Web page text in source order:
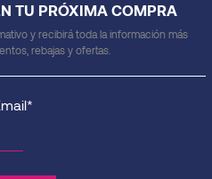
TU PRÓXIMA COMPRA
y recibirá toda la información más
rebajas y ofertas.